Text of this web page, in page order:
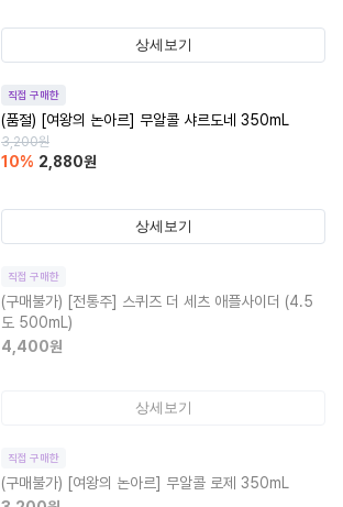
상세보기
직접 구매한
(품절) [여왕의 논아르] 무알콜 샤르도네 350mL
3,200원
10% 2,880원
상세보기
직접 구매한
(구매불가) [전통주] 스퀴즈 더 세츠 애플사이더 (4.5
도 500mL)
4,400원
상세보기
직접 구매한
(구매불가) [여왕의 논아르] 무알콜 로제 350mL